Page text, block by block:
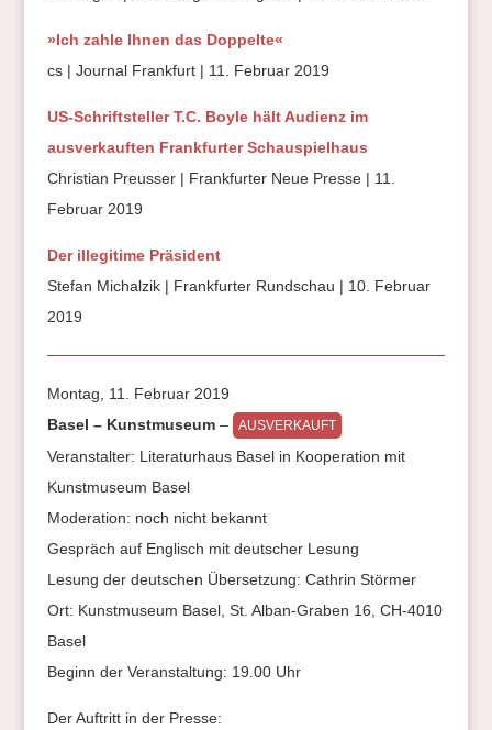
»Ich zahle Ihnen das Doppelte«
cs | Journal Frankfurt | 11. Februar 2019
US-Schriftsteller T.C. Boyle hält Audienz im
ausverkauften Frankfurter Schauspielhaus
Christian Preusser | Frankfurter Neue Presse | 11.
Februar 2019
Der illegitime Präsident
Stefan Michalzik | Frankfurter Rundschau | 10. Februar
2019
Montag, 11. Februar 2019
Basel – Kunstmuseum– AUSVERKAUFT
Veranstalter: Literaturhaus Basel in Kooperation mit
Kunstmuseum Basel
Moderation: noch nicht bekannt
Gespräch auf Englisch mit deutscher Lesung
Lesung der deutschen Übersetzung: Cathrin Störmer
Ort: Kunstmuseum Basel, St. Alban-Graben 16, CH-4010
Basel
Beginn der Veranstaltung: 19.00 Uhr
Der Auftritt in der Presse: